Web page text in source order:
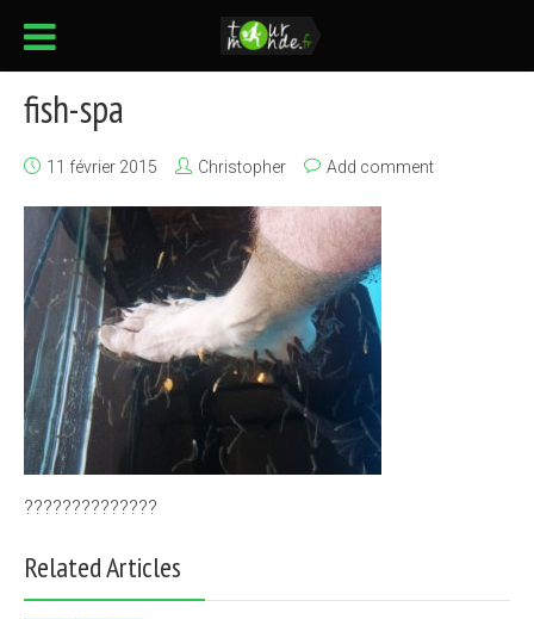
fish-spa
11 février 2015 Christopher Add comment
??????????????
Related Articles